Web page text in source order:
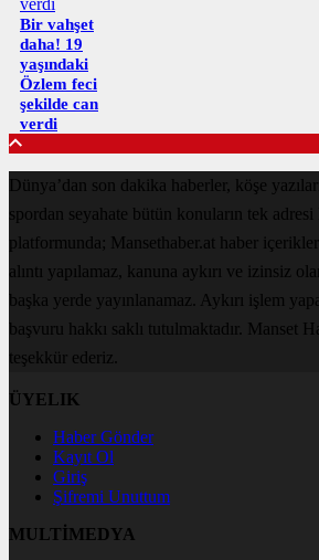
Bir vahşet
daha! 19
yaşındaki
Özlem feci
şekilde can
verdi
Dünya’dan son dakika haberler, köşe
spordan seyahate bütün konuların tek
platformunda; Mansethaber.at haber
alıntı yapılamaz, kanuna aykırı ve izinsiz
başka yerde yayınlanamaz. Aykırı işlem
başvuru hakkı saklı tutulmaktadır. Manset
teşekkür ederiz.
ÜYELIK
Haber Gönder
Kayıt Ol
Giriş
Şifremi Unuttum
MULTİMEDYA